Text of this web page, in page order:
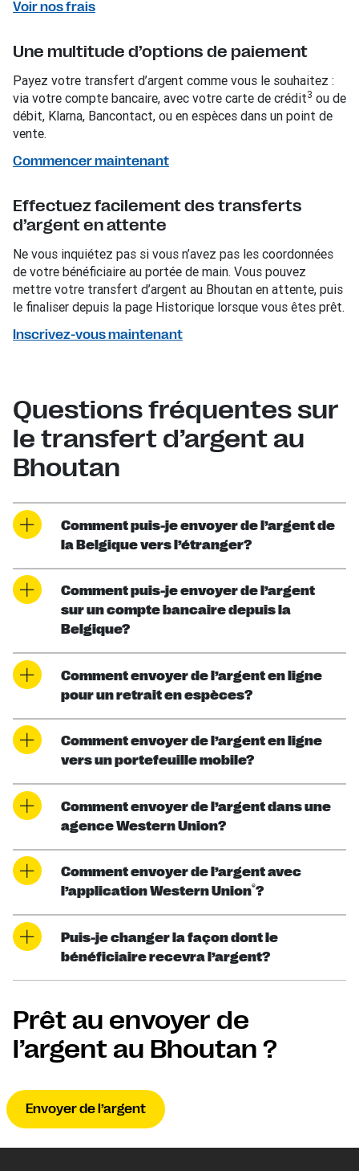
Voir nos frais
Une multitude d’options de paiement
Payez votre transfert d’argent comme vous le souhaitez :
via votre compte bancaire, avec votre carte de crédit3 ou de
débit, Klarna, Bancontact, ou en espèces dans un point de
vente.
Commencer maintenant
Effectuez facilement des transferts
d’argent en attente
Ne vous inquiétez pas si vous n’avez pas les coordonnées
de votre bénéficiaire au portée de main. Vous pouvez
mettre votre transfert d’argent au Bhoutan en attente, puis
le finaliser depuis la page Historique lorsque vous êtes prêt.
Inscrivez-vous maintenant
Questions fréquentes sur
le transfert d’argent au
Bhoutan
Comment puis-je envoyer de l’argent de
la Belgique vers l’étranger?
Comment puis-je envoyer de l’argent
sur un compte bancaire depuis la
Belgique?
Comment envoyer de l’argent en ligne
pour un retrait en espèces?
Comment envoyer de l’argent en ligne
vers un portefeuille mobile?
Comment envoyer de l’argent dans une
agence Western Union?
Comment envoyer de l’argent avec
l’application Western Union®?
Puis-je changer la façon dont le
bénéficiaire recevra l’argent?
Prêt au envoyer de
l’argent au Bhoutan ?
Envoyer de l’argent